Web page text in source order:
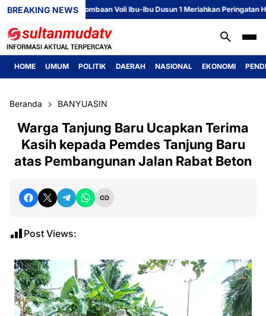
BREAKING NEWSPerlombaan Voli Ibu-Ibu Dusun 1 Meriahkan Peringatan HUT
HOME UMUM POLITIK DAERAH NASIONAL EKONOMI
Beranda BANYUASIN
Warga Tanjung Baru Ucapkan Terima
Kasih kepada Pemdes Tanjung Baru
atas Pembangunan Jalan Rabat Beton
Post Views: